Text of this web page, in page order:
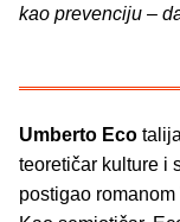
kao prevenciju –
Umberto Eco
teoretičar kulture i
postigao